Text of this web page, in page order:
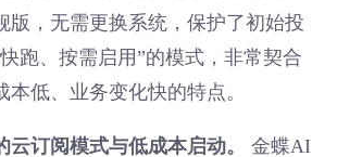
版，无需更换系统，保护了初始投
跑、按需启用”的模式，非常契合
本低、业务变化快的特点。
云订阅模式与低成本启动。
金蝶AI